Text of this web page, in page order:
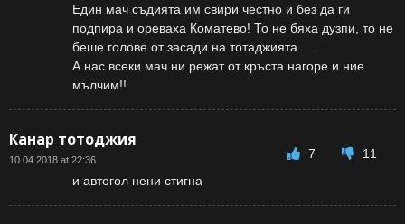
Един мач съдията им свири честно и без да ги
подпира и ореваха Коматево! То не бяха дузпи, то не
беше голове от засади на тотаджията….
А нас всеки мач ни режат от кръста нагоре и ние
мълчим!!
Канар тотоджия
10.04.2018 at 22:36 7
11
и автогол нени стигна